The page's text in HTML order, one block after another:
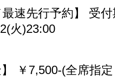
速先行予約】
受
火)23:00
￥ 7,500-(全席指